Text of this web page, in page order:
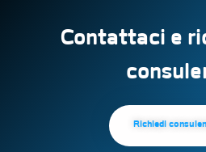
Contattaci e
Richiedi